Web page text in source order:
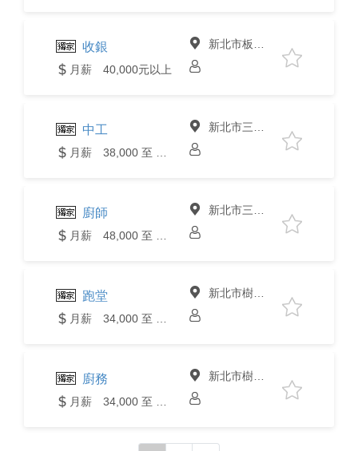
收銀
月薪 40,000元以上
新北市板橋區
中工 新北市三峽區
廚師 新北市三峽區
跑堂 新北市樹林區
廚務 新北市樹林區